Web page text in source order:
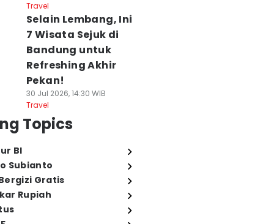
Travel
Selain Lembang, Ini
7 Wisata Sejuk di
Bandung untuk
Refreshing Akhir
Pekan!
30 Jul 2026, 14:30 WIB
Travel
Topics
BI
Subianto
Gratis
Rupiah